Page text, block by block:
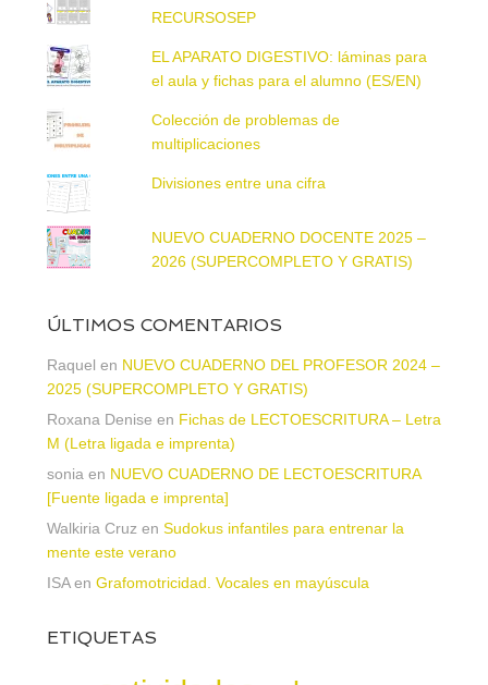
RECURSOSEP
EL APARATO DIGESTIVO: láminas para
el aula y fichas para el alumno (ES/EN)
Colección de problemas de
multiplicaciones
Divisiones entre una cifra
NUEVO CUADERNO DOCENTE 2025 –
2026 (SUPERCOMPLETO Y GRATIS)
ÚLTIMOS COMENTARIOS
Raquel en NUEVO CUADERNO DEL PROFESOR 2024 –
2025 (SUPERCOMPLETO Y GRATIS)
Roxana Denise en Fichas de LECTOESCRITURA – Letra
M (Letra ligada e imprenta)
sonia en NUEVO CUADERNO DE LECTOESCRITURA
[Fuente ligada e imprenta]
Walkiria Cruz en Sudokus infantiles para entrenar la
mente este verano
ISAen Grafomotricidad. Vocales en mayúscula
ETIQUETAS